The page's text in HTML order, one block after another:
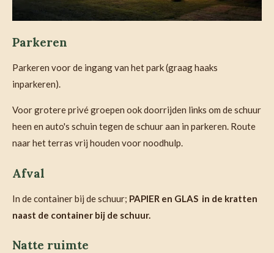
Parkeren
Parkeren voor de ingang van het park (graag haaks
inparkeren).
Voor grotere privé groepen ook doorrijden links om de schuur
heen en auto's schuin tegen de schuur aan in parkeren. Route
naar het terras vrij houden voor noodhulp.
Afval
In de container bij de schuur; PAPIER en GLAS in de kratten
naast de container bij de schuur.
Natte ruimte